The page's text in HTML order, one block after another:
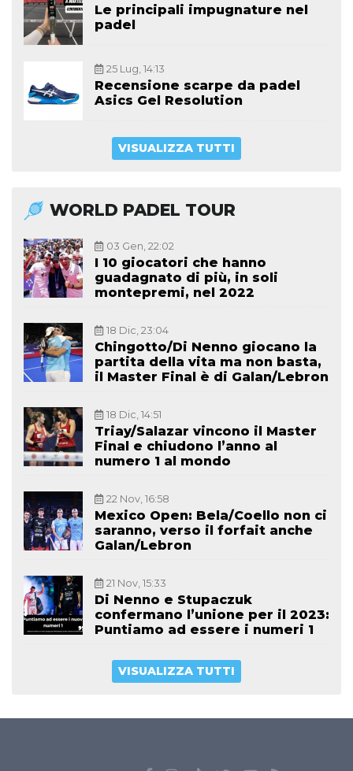
Le principali impugnature nel
padel
25 Lug, 14:13
Recensione scarpe da padel
Asics Gel Resolution
VISUALIZZA TUTTI
WORLD PADEL TOUR
03 Gen, 22:02
I 10 giocatori che hanno
guadagnato di più, in soli
montepremi, nel 2022
18 Dic, 23:04
Chingotto/Di Nenno giocano la
partita della vita ma non basta,
il Master Final è di Galan/Lebron
18 Dic, 14:51
Triay/Salazar vincono il Master
Final e chiudono l’anno al
numero 1 al mondo
22 Nov, 16:58
Mexico Open: Bela/Coello non ci
saranno, verso il forfait anche
Galan/Lebron
21 Nov, 15:33
Di Nenno e Stupaczuk
confermano l’unione per il 2023:
Puntiamo ad essere i numeri 1
VISUALIZZA TUTTI